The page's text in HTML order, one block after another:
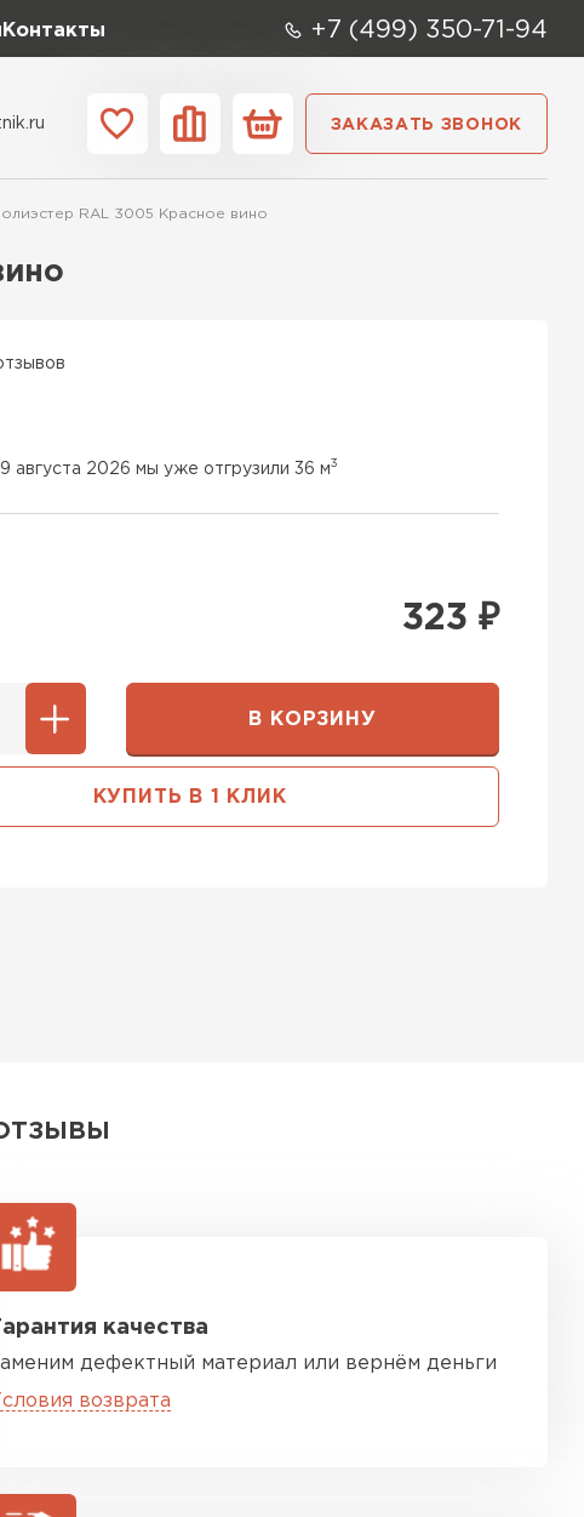
Контакты +7 (499) 350-71-94
ЗАКАЗАТЬ ЗВОНОК
RAL 3005 Красное вино
августа 2026 мы уже отгрузили 36 м3
323 ₽
В КОРЗИНУ
КУПИТЬ В 1 КЛИК
качества
дефектный материал или вернём деньги
возврата